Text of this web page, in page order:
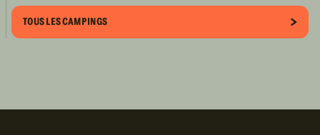
TOUS LES CAMPINGS